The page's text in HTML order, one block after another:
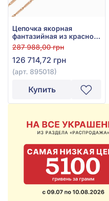
Цепочка якорная
фантазийная из красного
золота 585°, без вставки,
арт. 895018
287 988,00 грн
126 714,72 грн
(арт. 895018)
Купить